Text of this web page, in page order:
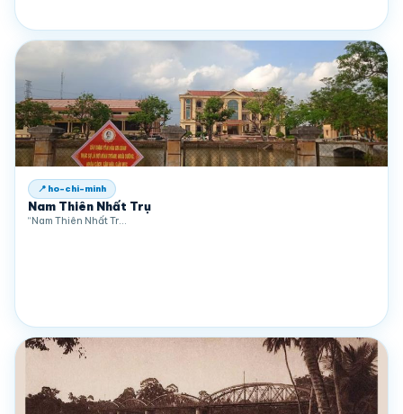
📍 ho-chi-minh
Nam Thiên Nhất Trụ
“Nam Thiên Nhất Tr…